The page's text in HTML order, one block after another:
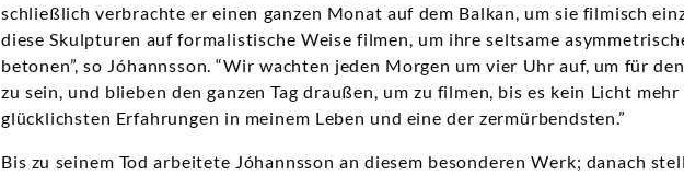
schließlich verbrachte er einen ganzen Monat auf dem Balkan, um sie filmisch
diese Skulpturen auf formalistische Weise filmen, um ihre seltsame
betonen”, so Jóhannsson. “Wir wachten jeden Morgen um vier Uhr auf, um für
zu sein, und blieben den ganzen Tag draußen, um zu filmen, bis es kein Licht
glücklichsten Erfahrungen in meinem Leben und eine der zermürbendsten.”
Bis zu seinem Tod arbeitete Jóhannsson an diesem besonderen Werk; danach